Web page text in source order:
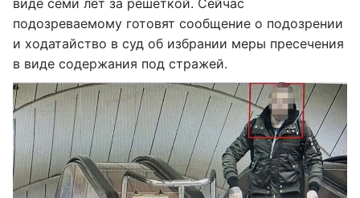
виде семи лет за решеткой. Сейчас
подозреваемому готовят сообщение о подозрении
и ходатайство в суд об избрании меры пресечения
в виде содержания под стражей.